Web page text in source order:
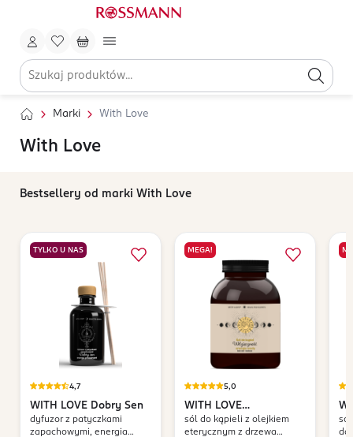
Marki With Love
With Love
Bestsellery od marki With Love
TYLKO U NAS
4,7
WITH LOVE Dobry Sen
dyfuzor z patyczkami
zapachowymi, energia
MEGA!
5,0
WITH LOVE
Wdzięczność
sól do kąpieli z olejkiem
eterycznym z drzewa
sól